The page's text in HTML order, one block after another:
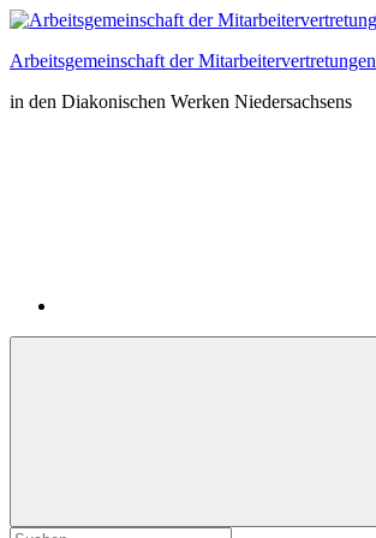
Zum
springen
Arbeitsgemeinschaft der Mitarbeitervertretungen
in den Diakonischen Werken Niedersachsens
Suchformular